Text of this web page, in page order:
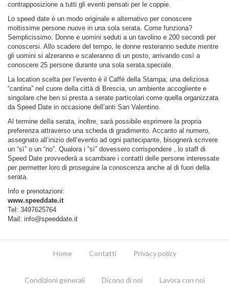
contrapposizione a tutti gli eventi pensati per le coppie.
Lo speed date è un modo originale e alternativo per conoscere
moltissime persone nuove in una sola serata. Come funziona?
Semplicissimo. Donne e uomini seduti a un tavolino e 200 secondi per
conoscersi. Allo scadere del tempo, le donne resteranno sedute mentre
gli uomini si alzeranno e scaleranno di un posto, arrivando così a
conoscere 25 persone durante una sola serata.speciale.
La location scelta per l’evento è il Caffè della Stampa; una deliziosa
“cantina” nel cuore della città di Brescia, un ambiente accogliente e
singolare che ben si presta a serate particolari come quella organizzata
da Speed Date in occasione dell’anti San Valentino.
Al termine della serata, inoltre, sarà possibile esprimere la propria
preferenza attraverso una scheda di gradimento. Accanto al numero,
assegnato all’inizio dell’evento ad ogni partecipante, bisognerà scrivere
un “sì” o un “no”. Qualora i “sì” dovessero corrispondere , lo staff di
Speed Date provvederà a scambiare i contatti delle persone interessate
per permetter loro di proseguire la conoscenza anche al di fuori della
serata.
Info e prenotazioni:
www.speeddate.it
Tel: 3497625764
Mail: info@speeddate.it
Home Contatti Privacy policy
Condizioni generali Dicono di noi Lavora con noi